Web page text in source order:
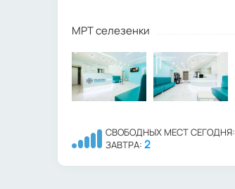
МРТ селезенки
СВОБОДНЫХ МЕСТ СЕГОДНЯ:
ЗАВТРА: 2